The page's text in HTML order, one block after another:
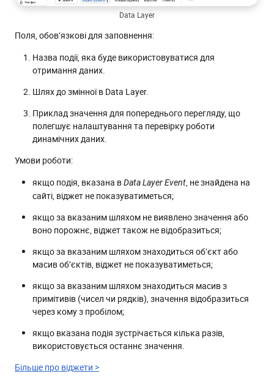
Data Layer
Поля, обов’язкові для заповнення:
Назва події, яка буде використовуватися для
отримання даних.
Шлях до змінної в Data Layer.
Приклад значення для попереднього перегляду, що
полегшує налаштування та перевірку роботи
динамічних даних.
Умови роботи:
якщо подія, вказана вData Layer Event , не знайдена на
сайті, віджет не показуватиметься;
якщо за вказаним шляхом не виявлено значення або
воно порожнє, віджет також не відобразиться;
якщо за вказаним шляхом знаходиться об’єкт або
масив об’єктів, віджет не показуватиметься;
якщо за вказаним шляхом знаходиться масив з
примітивів (чисел чи рядків), значення відобразиться
через кому з пробілом;
якщо вказана подія зустрічається кілька разів,
використовується останнє значення.
Більше про віджети >